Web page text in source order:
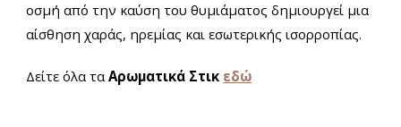
οσμή από την καύση του θυμιάματος δημιουργεί μια
αίσθηση χαράς, ηρεμίας και εσωτερικής ισορροπίας.
Δείτε όλα ταΑρωματικά Στικ εδώ